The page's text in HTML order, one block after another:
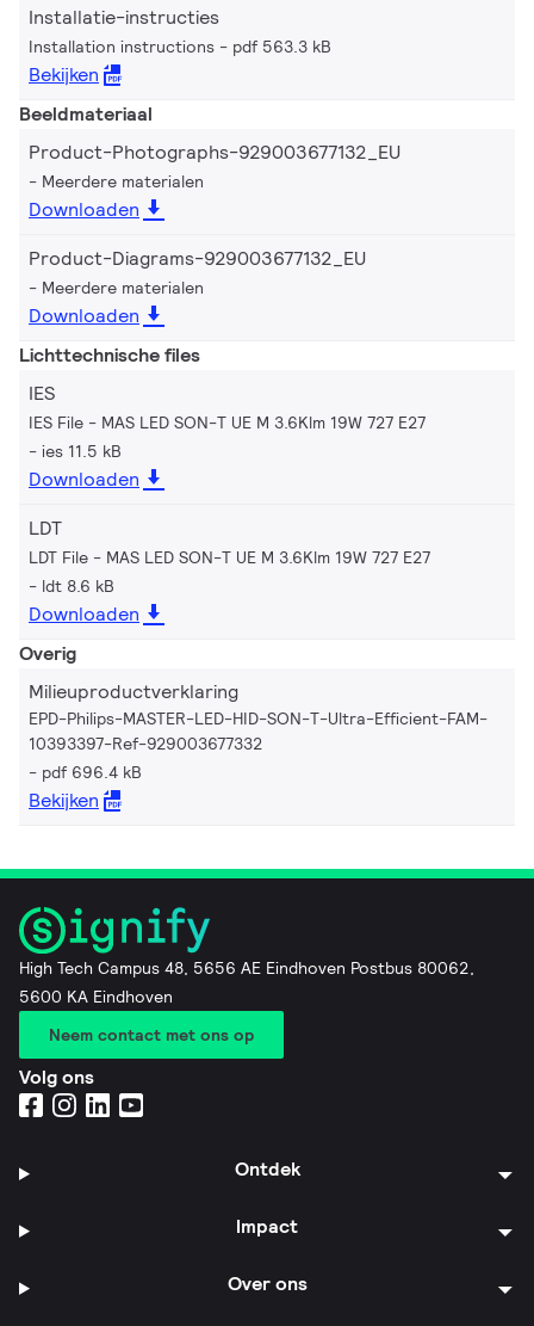
Installatie-instructies
Installation instructions pdf 563.3 kB
Bekijken
Beeldmateriaal
Product-Photographs-929003677132_EU
Meerdere materialen
Downloaden
Product-Diagrams-929003677132_EU
Meerdere materialen
Downloaden
Lichttechnische files
IES
IES File - MAS LED SON-T UE M 3.6Klm 19W 727 E27
ies 11.5 kB
Downloaden
LDT
LDT File - MAS LED SON-T UE M 3.6Klm 19W 727 E27
ldt 8.6 kB
Downloaden
Overig
Milieuproductverklaring
EPD-Philips-MASTER-LED-HID-SON-T-Ultra-Efficient-FAM-
10393397-Ref-929003677332
pdf 696.4 kB
Bekijken
High Tech Campus 48, 5656 AE Eindhoven Postbus 80062,
5600 KA Eindhoven
Neem contact met ons op
Volg ons
Ontdek
Impact
Over ons